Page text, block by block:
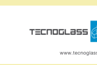
Share